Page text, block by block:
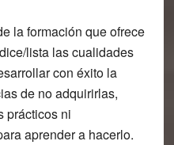
la formación que ofrece
lista las cualidades
con éxito la
de no adquirirlas,
prácticos ni
aprender a hacerlo.